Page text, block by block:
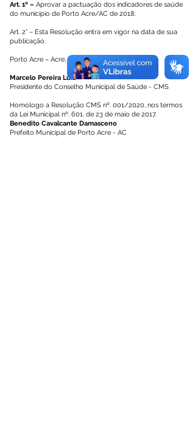
Art. 1º – Aprovar a pactuação dos indicadores de saúde
do município de Porto Acre/AC de 2018.
Art. 2° – Esta Resolução entra em vigor na data de sua
publicação.
Porto Acre – Acre, 07 de agosto de 2018.
Marcelo Pereira Luiz
Presidente do Conselho Municipal de Saúde - CMS
Homologo a Resolução CMS nº. 001/2020, nos termos
da Lei Municipal nº. 601, de 23 de maio de 2017.
Benedito Cavalcante Damasceno
Prefeito Municipal de Porto Acre - AC